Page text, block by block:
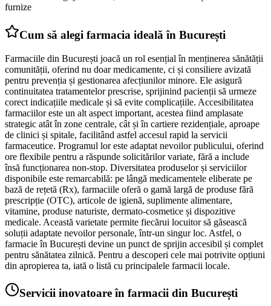
furnize
Cum să alegi farmacia ideală în București
Farmaciile din București joacă un rol esențial în menținerea sănătății
comunității, oferind nu doar medicamente, ci și consiliere avizată
pentru prevenția și gestionarea afecțiunilor minore. Ele asigură
continuitatea tratamentelor prescrise, sprijinind pacienții să urmeze
corect indicațiile medicale și să evite complicațiile. Accesibilitatea
farmaciilor este un alt aspect important, acestea fiind amplasate
strategic atât în zone centrale, cât și în cartiere rezidențiale, aproape
de clinici și spitale, facilitând astfel accesul rapid la servicii
farmaceutice. Programul lor este adaptat nevoilor publicului, oferind
ore flexibile pentru a răspunde solicitărilor variate, fără a include
însă funcționarea non-stop. Diversitatea produselor și serviciilor
disponibile este remarcabilă: pe lângă medicamentele eliberate pe
bază de rețetă (Rx), farmaciile oferă o gamă largă de produse fără
prescripție (OTC), articole de igienă, suplimente alimentare,
vitamine, produse naturiste, dermato-cosmetice și dispozitive
medicale. Această varietate permite fiecărui locuitor să găsească
soluții adaptate nevoilor personale, într-un singur loc. Astfel, o
farmacie în București devine un punct de sprijin accesibil și complet
pentru sănătatea zilnică. Pentru a descoperi cele mai potrivite opțiuni
din apropierea ta, iată o listă cu principalele farmacii locale.
Servicii inovatoare în farmacii din București